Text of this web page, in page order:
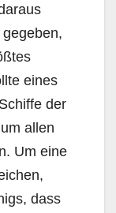
eines
der
allen
Um eine
dass